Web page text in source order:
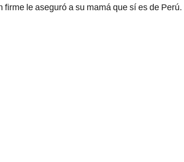
le aseguró a su mamá que sí es de Perú.